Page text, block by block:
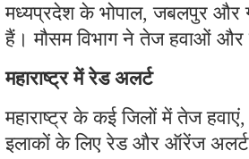
मध्यप्रदेश के भोपाल, जबलपुर और
हैं। मौसम विभाग ने तेज हवाओं और
महाराष्ट्र में रेड अलर्ट
महाराष्ट्र के कई जिलों में तेज
इलाकों के लिए रेड और ऑरेंज अलर्ट